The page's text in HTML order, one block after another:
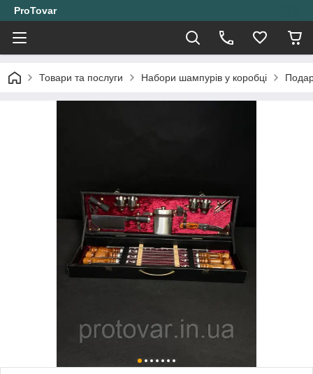
ProTovar
Товари та послуги Набори шампурів у коробці